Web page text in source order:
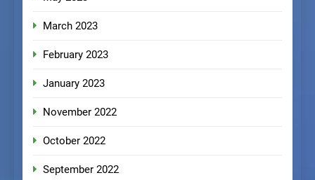
March 2023
February 2023
January 2023
November 2022
October 2022
September 2022